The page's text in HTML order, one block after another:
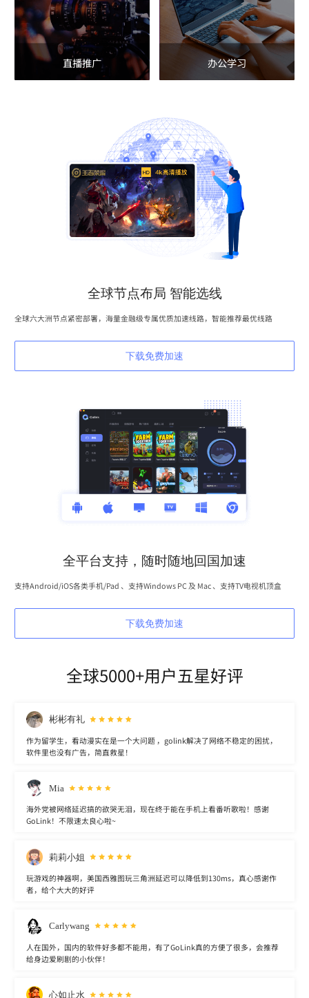
直播推广 办公学习
全球节点布局 智能选线
全球六大洲节点紧密部署，海量金融级专属优质加速线路，智能推荐最优线路
下载免费加速
全平台支持，随时随地回国加速
支持Android/iOS各类手机/Pad 、支持Windows PC 及 Mac 、支持TV电视机顶盒
下载免费加速
全球5000+用户五星好评
彬彬有礼
作为留学生，看动漫实在是一个大问题 ，golink解决了网络不稳定的困扰，
软件里也没有广告，简直救星！
Mia
海外党被网络延迟搞的欲哭无泪，现在终于能在手机上看番听歌啦！感谢
GoLink！不限速太良心啦~
莉莉小姐
玩游戏的神器啊，美国西雅图玩三角洲延迟可以降低到130ms，真心感谢作
者，给个大大的好评
Carlywang
人在国外，国内的软件好多都不能用，有了GoLink真的方便了很多，会推荐
给身边爱刷剧的小伙伴！
心如止水